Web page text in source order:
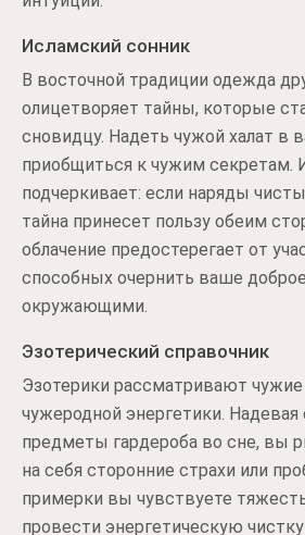
Исламский сонник
В восточной традиции одежда
олицетворяет тайны, которые
сновидцу. Надеть чужой халат в
приобщиться к чужим секретам.
подчеркивает: если наряды
тайна принесет пользу обеим
облачение предостерегает от
способных очернить ваше
окружающими.
Эзотерический справочник
Эзотерики рассматривают
чужеродной энергетики. Надевая
предметы гардероба во сне, вы
на себя сторонние страхи или
примерки вы чувствуете
провести энергетическую